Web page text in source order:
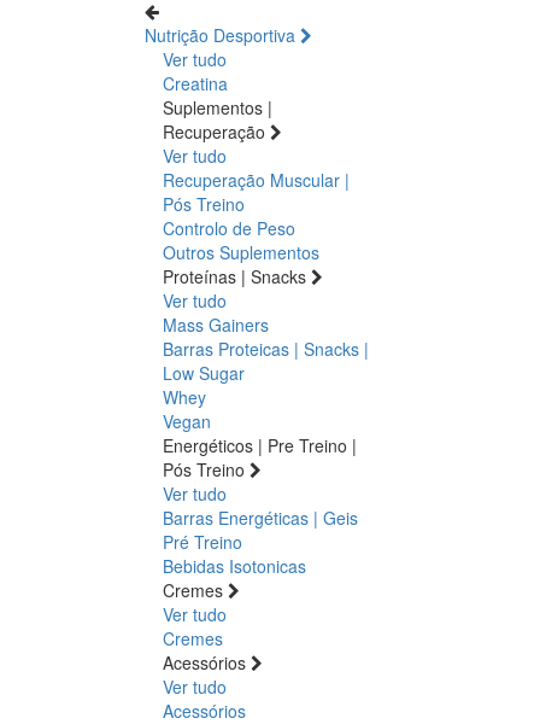
Nutrição Desportiva
Ver tudo
Creatina
Suplementos |
Recuperação
Ver tudo
Recuperação Muscular |
Pós Treino
Controlo de Peso
Outros Suplementos
Proteínas | Snacks
Ver tudo
Mass Gainers
Barras Proteicas | Snacks |
Low Sugar
Whey
Vegan
Energéticos | Pre Treino |
Pós Treino
Ver tudo
Barras Energéticas | Geis
Pré Treino
Bebidas Isotonicas
Cremes
Ver tudo
Cremes
Acessórios
Ver tudo
Acessórios